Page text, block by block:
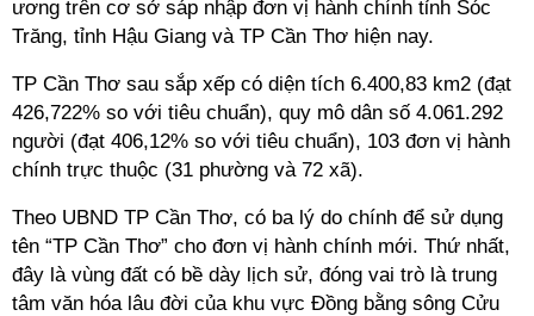
ương trên cơ sở sáp nhập đơn vị hành chính tỉnh Sóc
Trăng, tỉnh Hậu Giang và TP Cần Thơ hiện nay.
TP Cần Thơ sau sắp xếp có diện tích 6.400,83 km2 (đạt
426,722% so với tiêu chuẩn), quy mô dân số 4.061.292
người (đạt 406,12% so với tiêu chuẩn), 103 đơn vị hành
chính trực thuộc (31 phường và 72 xã).
Theo UBND TP Cần Thơ, có ba lý do chính để sử dụng
tên “TP Cần Thơ” cho đơn vị hành chính mới. Thứ nhất,
đây là vùng đất có bề dày lịch sử, đóng vai trò là trung
tâm văn hóa lâu đời của khu vực Đồng bằng sông Cửu